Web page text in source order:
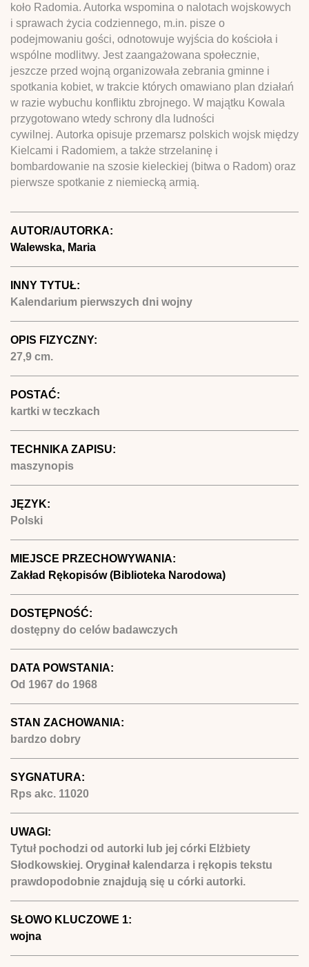
koło Radomia. Autorka wspomina o nalotach wojskowych
i sprawach życia codziennego, m.in. pisze o
podejmowaniu gości, odnotowuje wyjścia do kościoła i
wspólne modlitwy. Jest zaangażowana społecznie,
jeszcze przed wojną organizowała zebrania gminne i
spotkania kobiet, w trakcie których omawiano plan działań
w razie wybuchu konfliktu zbrojnego. W majątku Kowala
przygotowano wtedy schrony dla ludności
cywilnej. Autorka opisuje przemarsz polskich wojsk między
Kielcami i Radomiem, a także strzelaninę i
bombardowanie na szosie kieleckiej (bitwa o Radom) oraz
pierwsze spotkanie z niemiecką armią.
AUTOR/AUTORKA:
Walewska, Maria
INNY TYTUŁ:
Kalendarium pierwszych dni wojny
OPIS FIZYCZNY:
27,9 cm.
POSTAĆ:
kartki w teczkach
TECHNIKA ZAPISU:
maszynopis
JĘZYK:
Polski
MIEJSCE PRZECHOWYWANIA:
Zakład Rękopisów (Biblioteka Narodowa)
DOSTĘPNOŚĆ:
dostępny do celów badawczych
DATA POWSTANIA:
Od 1967 do 1968
STAN ZACHOWANIA:
bardzo dobry
SYGNATURA:
Rps akc. 11020
UWAGI:
Tytuł pochodzi od autorki lub jej córki Elżbiety
Słodkowskiej. Oryginał kalendarza i rękopis tekstu
prawdopodobnie znajdują się u córki autorki.
SŁOWO KLUCZOWE 1:
wojna